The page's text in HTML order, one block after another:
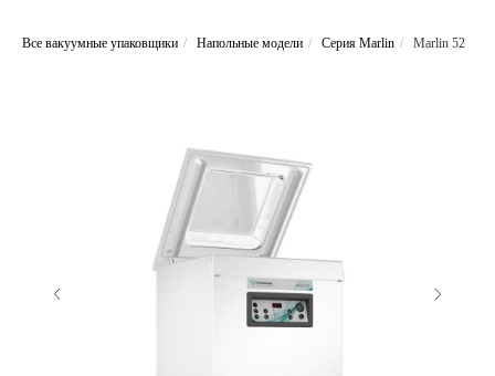
Все вакуумные упаковщики / Напольные модели / Серия Marlin / Marlin 52